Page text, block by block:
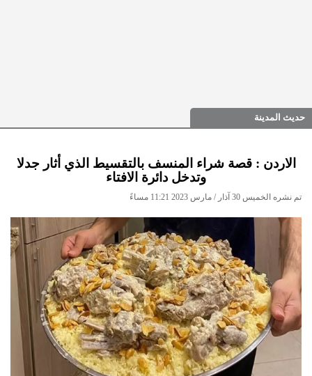
حديث المدينة
الاردن : قصة شراء المنسف بالتقسيط الذي أثار جدلا
وتدخل دائرة الافتاء
تم نشره الخميس 30 آذار / مارس 2023 11:21 مساءً